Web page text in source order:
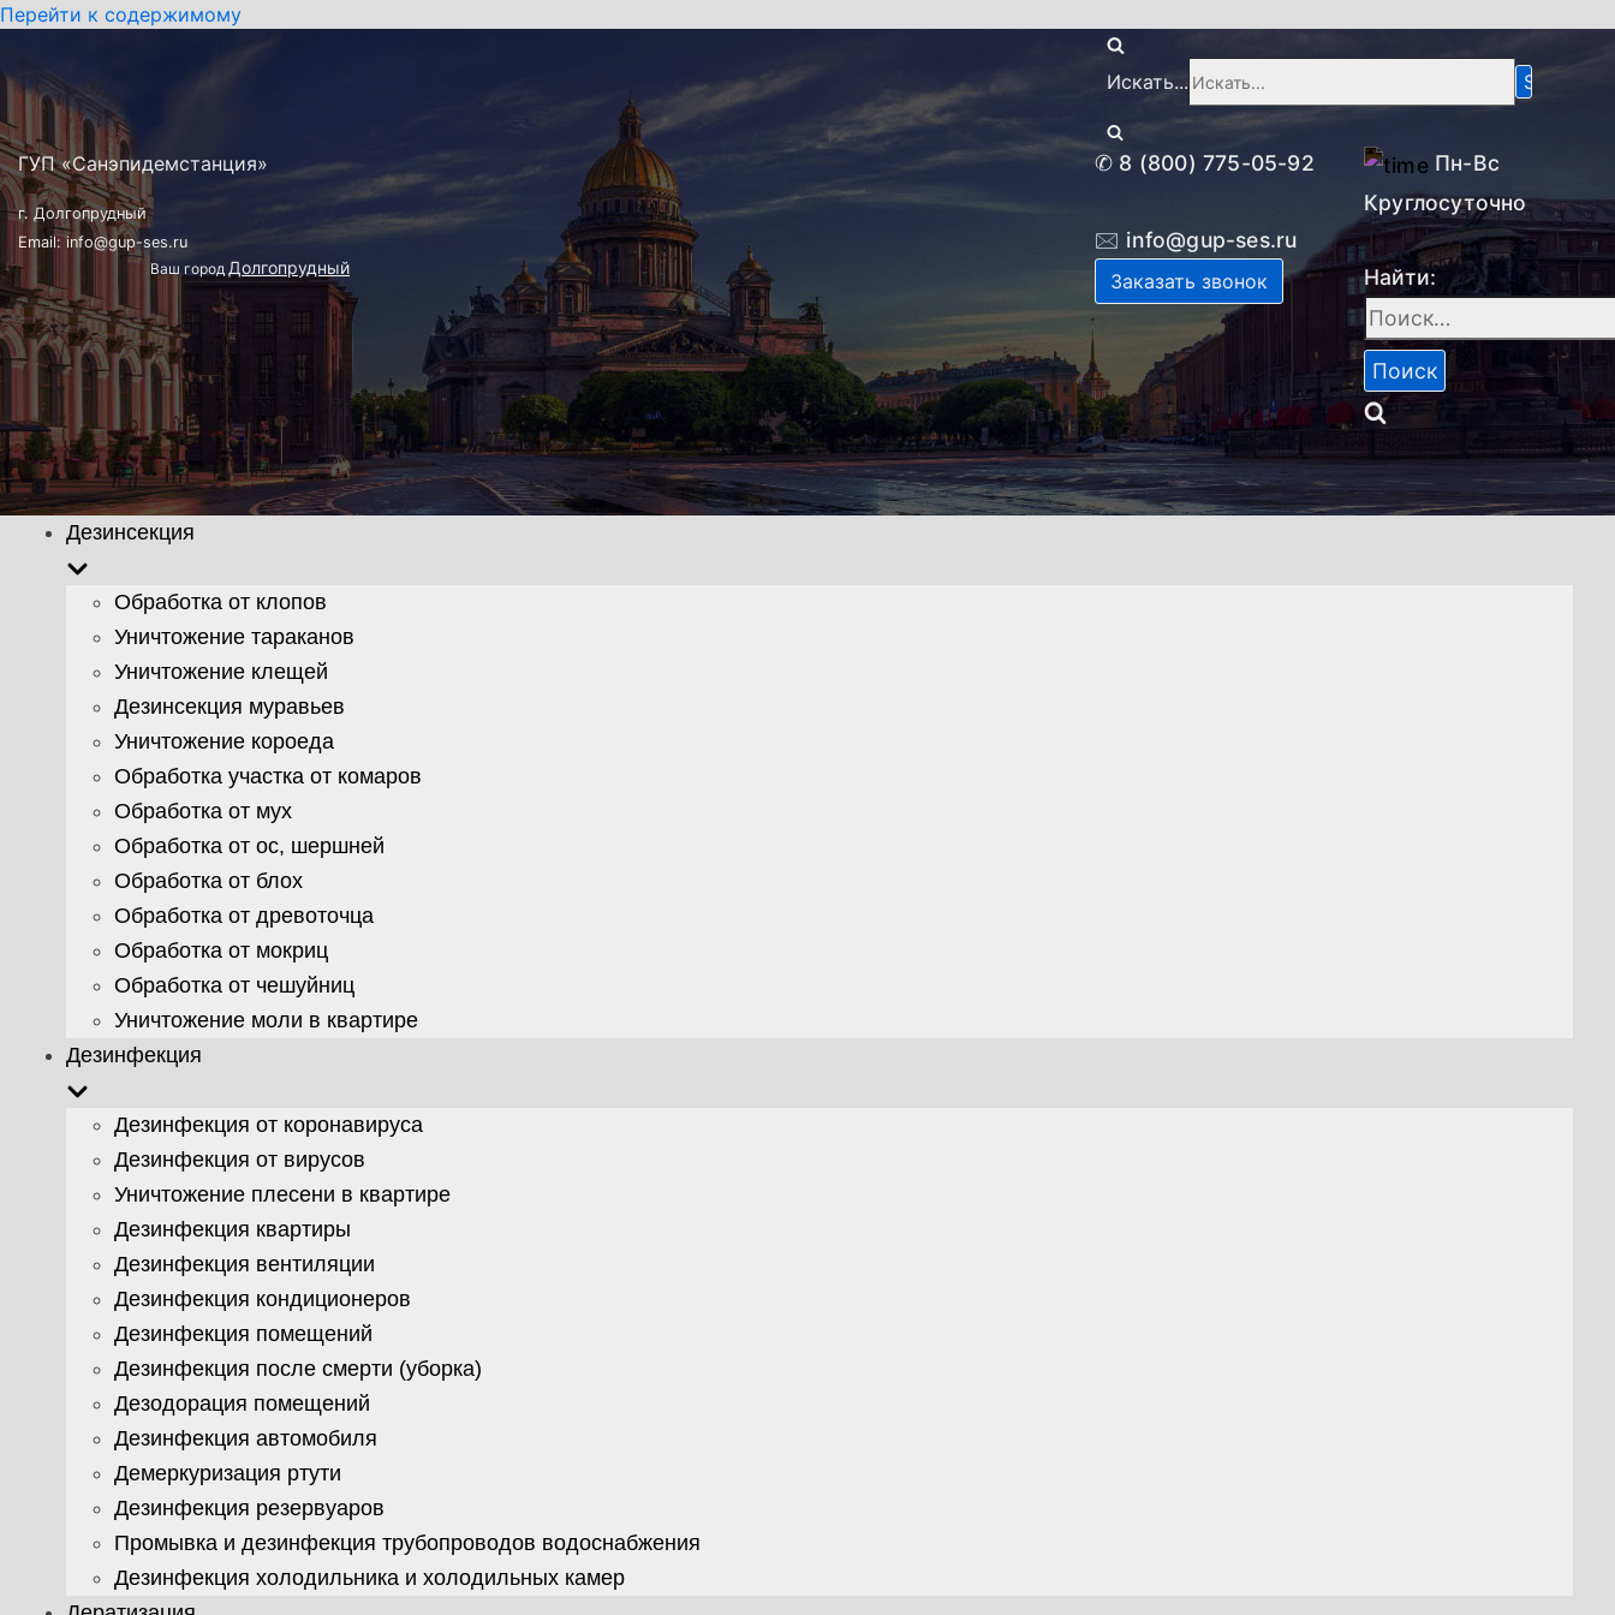
Перейти к содержимому
ГУП «Санэпидемстанция»
г. Долгопрудный
Email: info@gup-ses.ru
Ваш город Долгопрудный
Искать...
✆ 8 (800) 775-05-92
Пн-Вc
Круглосуточно
🖂 info@gup-ses.ru
Заказать звонок Найти:
Дезинсекция
Обработка от клопов
Уничтожение тараканов
Уничтожение клещей
Дезинсекция муравьев
Уничтожение короеда
Обработка участка от комаров
Обработка от мух
Обработка от ос, шершней
Обработка от блох
Обработка от древоточца
Обработка от мокриц
Обработка от чешуйниц
Уничтожение моли в квартире
Дезинфекция
Дезинфекция от коронавируса
Дезинфекция от вирусов
Уничтожение плесени в квартире
Дезинфекция квартиры
Дезинфекция вентиляции
Дезинфекция кондиционеров
Дезинфекция помещений
Дезинфекция после смерти (уборка)
Дезодорация помещений
Дезинфекция автомобиля
Демеркуризация ртути
Дезинфекция резервуаров
Промывка и дезинфекция трубопроводов водоснабжения
Дезинфекция холодильника и холодильных камер